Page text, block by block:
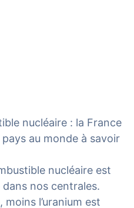
nucléaire : la France
au monde à savoir
nucléaire est
nos centrales.
moins l’uranium est